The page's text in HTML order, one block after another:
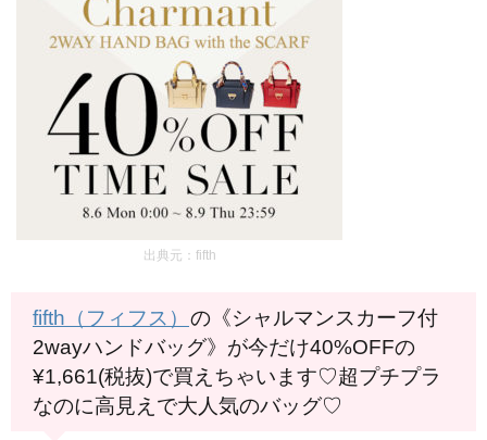
出典元：fifth
fifth（フィフス） の《シャルマンスカーフ付
2wayハンドバッグ》が今だけ40%OFFの
¥1,661(税抜)で買えちゃいます♡超プチプラ
なのに高見えで大人気のバッグ♡